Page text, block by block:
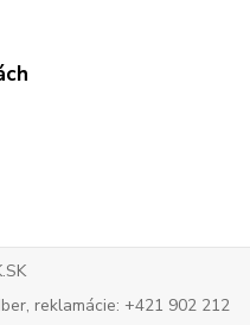
reklamácie: +421 902 212